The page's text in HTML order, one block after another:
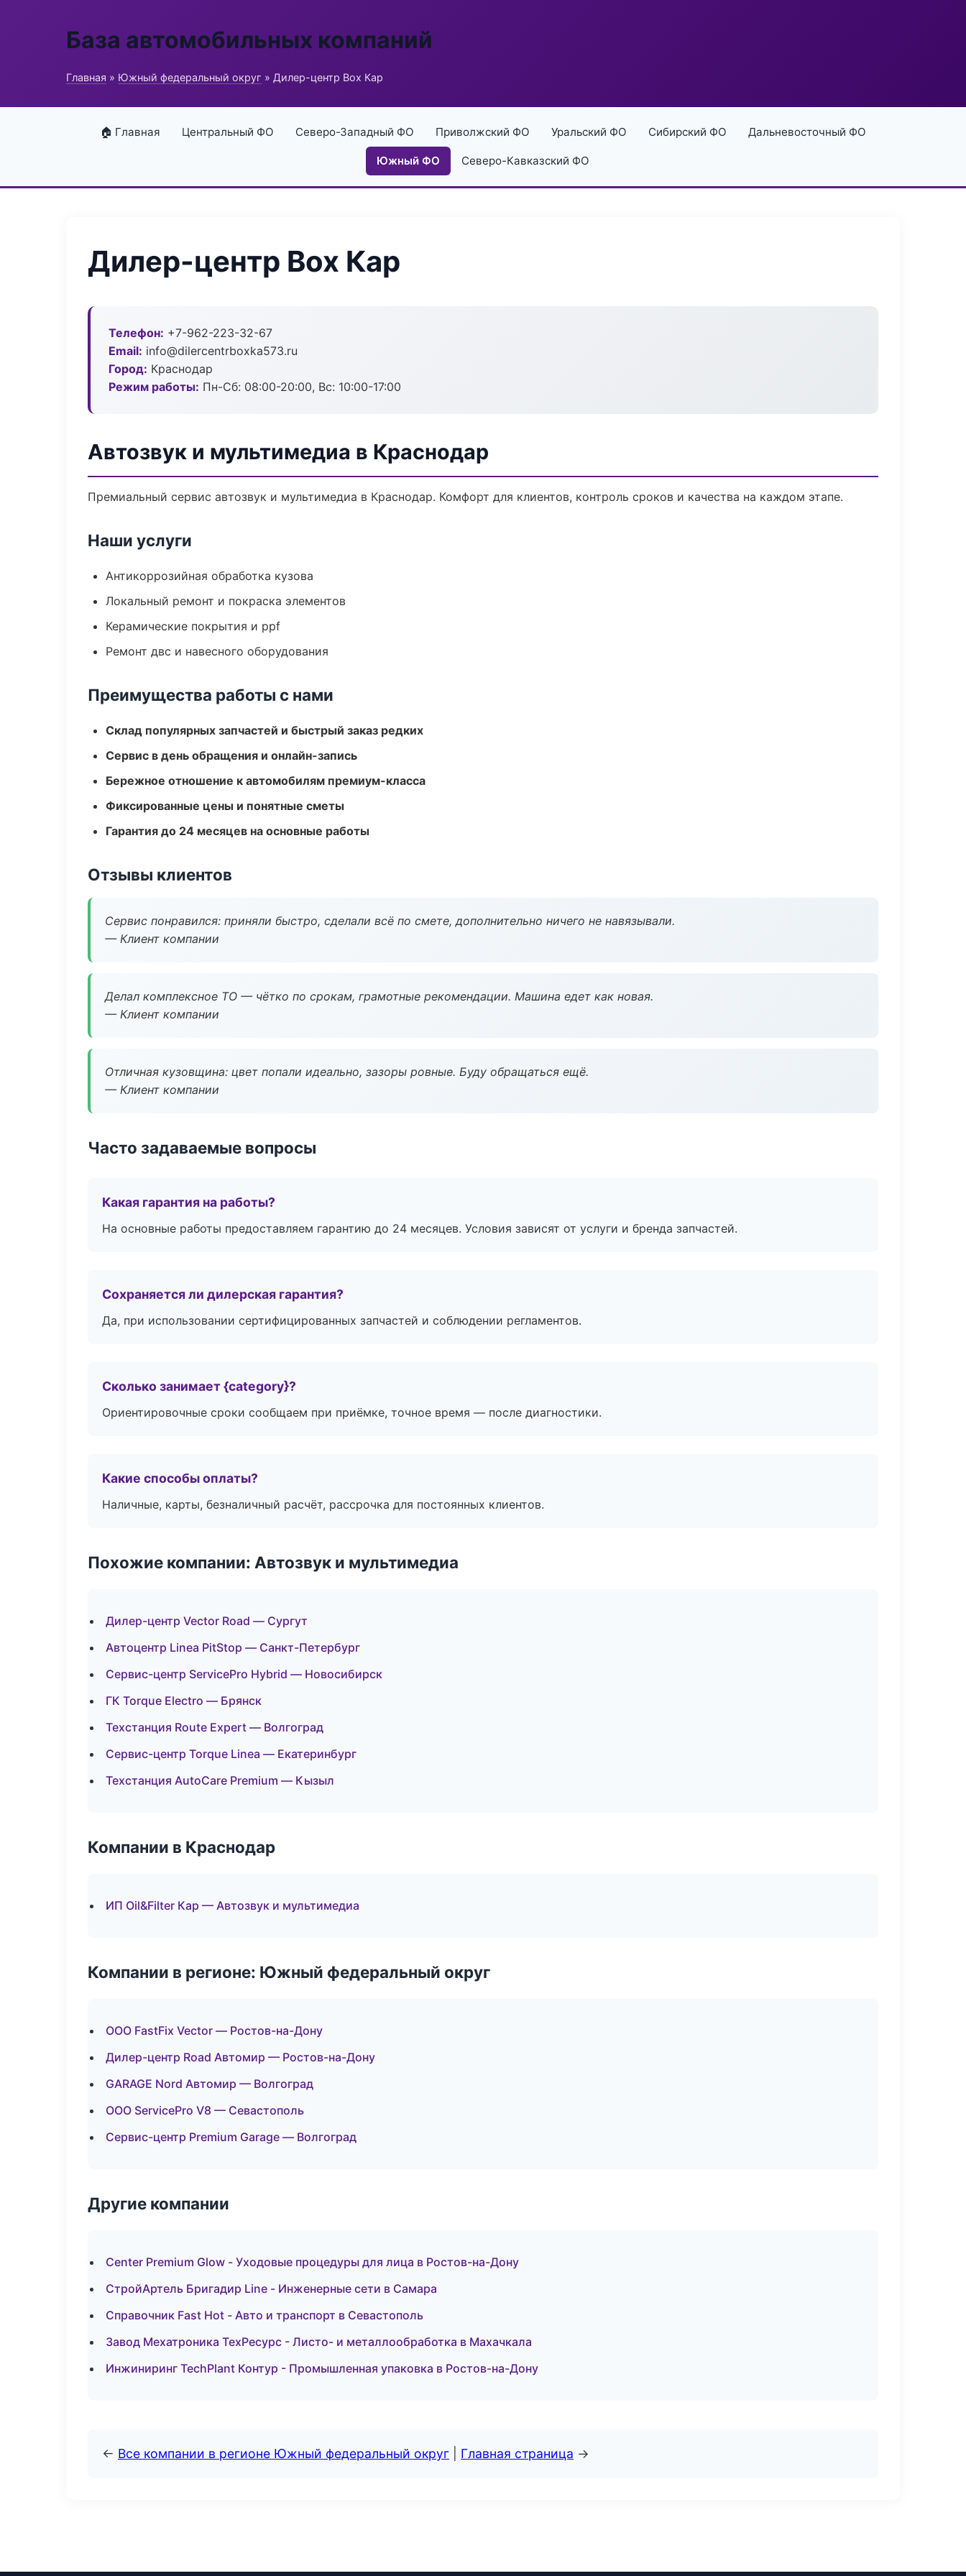
База автомобильных компаний
Главная » Южный федеральный округ » Дилер-центр Box Кар
🏠 Главная Центральный ФО Северо-Западный ФО Приволжский ФО Уральский ФО Сибирский ФО Дальневосточный ФО
Южный ФО Северо-Кавказский ФО
Дилер-центр Box Кар
Телефон: +7-962-223-32-67
Email: info@dilercentrboxka573.ru
Город: Краснодар
Режим работы: Пн-Сб: 08:00-20:00, Вс: 10:00-17:00
Автозвук и мультимедиа в Краснодар
Премиальный сервис автозвук и мультимедиа в Краснодар. Комфорт для клиентов, контроль сроков и качества на каждом этапе.
Наши услуги
Антикоррозийная обработка кузова
Локальный ремонт и покраска элементов
Керамические покрытия и ppf
Ремонт двс и навесного оборудования
Преимущества работы с нами
Склад популярных запчастей и быстрый заказ редких
Сервис в день обращения и онлайн-запись
Бережное отношение к автомобилям премиум-класса
Фиксированные цены и понятные сметы
Гарантия до 24 месяцев на основные работы
Отзывы клиентов
Сервис понравился: приняли быстро, сделали всё по смете, дополнительно ничего не навязывали.
— Клиент компании
Делал комплексное ТО — чётко по срокам, грамотные рекомендации. Машина едет как новая.
— Клиент компании
Отличная кузовщина: цвет попали идеально, зазоры ровные. Буду обращаться ещё.
— Клиент компании
Часто задаваемые вопросы
Какая гарантия на работы?
На основные работы предоставляем гарантию до 24 месяцев. Условия зависят от услуги и бренда запчастей.
Сохраняется ли дилерская гарантия?
Да, при использовании сертифицированных запчастей и соблюдении регламентов.
Сколько занимает {category}?
Ориентировочные сроки сообщаем при приёмке, точное время — после диагностики.
Какие способы оплаты?
Наличные, карты, безналичный расчёт, рассрочка для постоянных клиентов.
Похожие компании: Автозвук и мультимедиа
Дилер-центр Vector Road — Сургут
Автоцентр Linea PitStop — Санкт-Петербург
Сервис-центр ServicePro Hybrid — Новосибирск
ГК Torque Electro — Брянск
Техстанция Route Expert — Волгоград
Сервис-центр Torque Linea — Екатеринбург
Техстанция AutoCare Premium — Кызыл
Компании в Краснодар
ИП Oil&Filter Кар — Автозвук и мультимедиа
Компании в регионе: Южный федеральный округ
ООО FastFix Vector — Ростов-на-Дону
Дилер-центр Road Автомир — Ростов-на-Дону
GARAGE Nord Автомир — Волгоград
ООО ServicePro V8 — Севастополь
Сервис-центр Premium Garage — Волгоград
Другие компании
Center Premium Glow - Уходовые процедуры для лица в Ростов-на-Дону
СтройАртель Бригадир Line - Инженерные сети в Самара
Справочник Fast Hot - Авто и транспорт в Севастополь
Завод Мехатроника ТехРесурс - Листо- и металлообработка в Махачкала
Инжиниринг TechPlant Контур - Промышленная упаковка в Ростов-на-Дону
← Все компании в регионе Южный федеральный округ Главная страница →